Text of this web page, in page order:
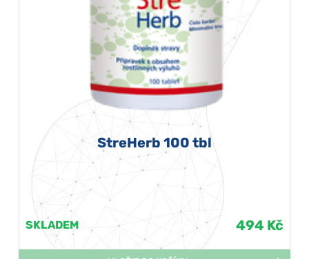
StreHerb 100 tbl
SKLADEM 494 Kč